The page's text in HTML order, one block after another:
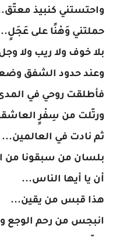
واحتستني كنبيذ
حملتني وَهْنًا على
بلا خوف ولا ريب ولا
وعند حدود الشفق
فأطلقت روحي في
ورتّلت من سِفْرٍ
ثم نادت في العالمين...
بلسان من سبقونا من
أن يا أيها الناس...
هذا قبس من يقين...
انبجس من رحم الوجع